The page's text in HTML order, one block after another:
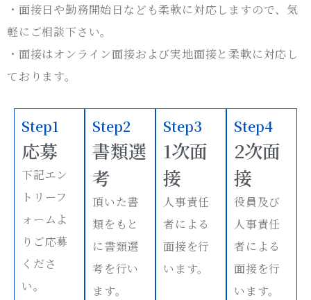
・面接日や勤務開始日なども柔軟に対応しますので、気
軽にご相談下さい。
・面接はオンライン面接および実地面接と柔軟に対応し
ております。
Step1
応募
下記エン
トリーフ
ォームよ
りご応募
くださ
い。
Step2
書類選
考
頂いた書
類をもと
に書類選
考を行い
ます。
Step3
1次面
接
人事責任
者による
面接を行
います。
Step4
2次面
接
役員及び
人事責任
者による
面接を行
います。